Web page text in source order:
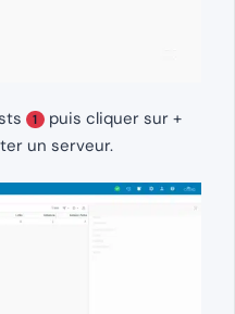
1 puis cliquer sur +
un serveur.